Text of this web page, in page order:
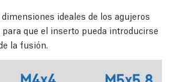
ideales de los agujeros
que el inserto pueda introducirse
la fusión.